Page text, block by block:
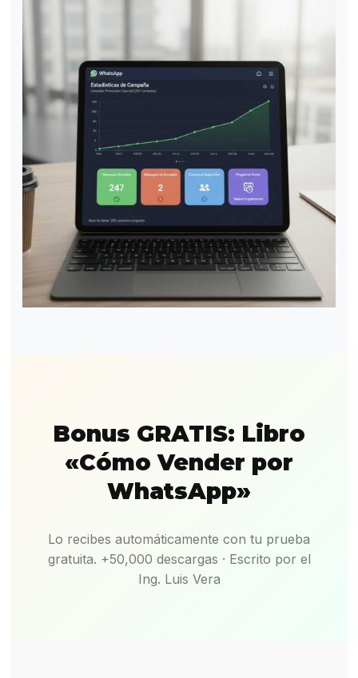
Bonus GRATIS: Libro
«Cómo Vender por
WhatsApp»
Lo recibes automáticamente con tu prueba
gratuita. +50,000 descargas · Escrito por el
Ing. Luis Vera